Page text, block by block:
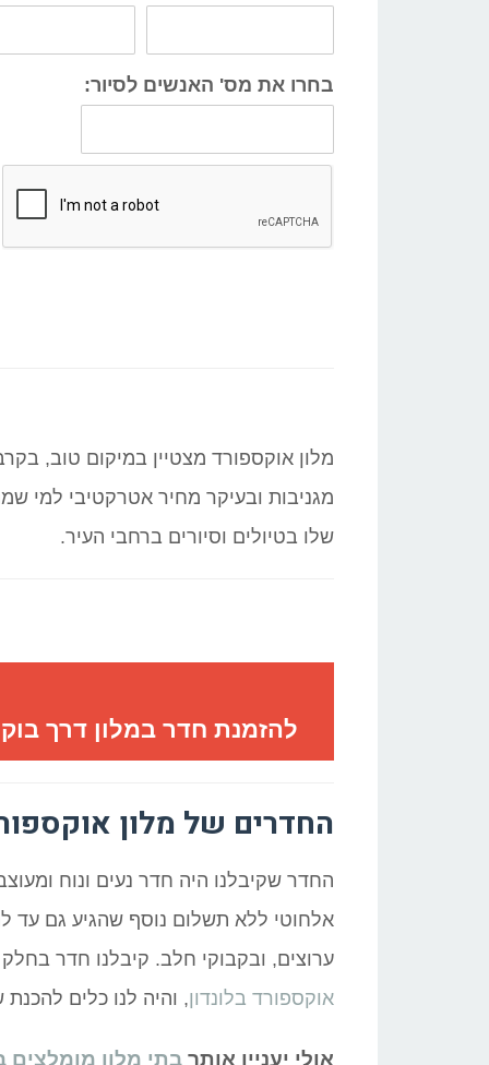
בחרו את מס' האנשים לסיור:
מלון אוקספורד מצטיין במיקום טוב,
מגניבות ובעיקר מחיר אטרקטיבי למי
שלו בטיולים וסיורים ברחבי העיר.
להזמנת חדר במלון דרך
החדרים של מלון
החדר שקיבלנו היה חדר נעים ונוח
אלחוטי ללא תשלום נוסף שהגיע גם עד
ערוצים, ובקבוקי חלב. קיבלנו חדר
אוקספורד בלונדון, והיה לנו כלים
אולי יעניין אותך בתי מלון מומלצים